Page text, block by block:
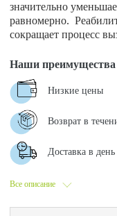
значительно
равномерно.
сокращает процесс
Все описание
Наши преимущества
Низкие цены
Возврат в
Доставка в день